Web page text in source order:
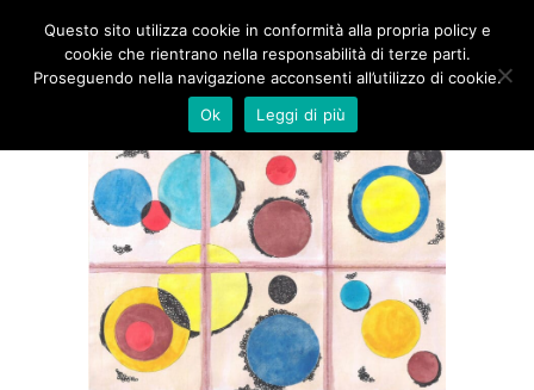
Questo sito utilizza cookie in conformità alla propria policy e
cookie che rientrano nella responsabilità di terze parti.
Proseguendo nella navigazione acconsenti all’utilizzo di cookie.
Ok
Leggi di più